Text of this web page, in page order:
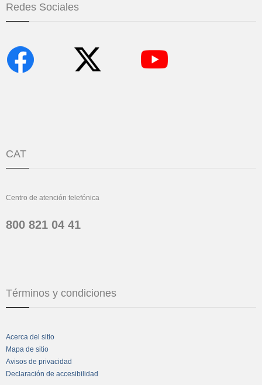
Redes Sociales
CAT
Centro de atención telefónica
800 821 04 41
Términos y condiciones
Acerca del sitio
Mapa de sitio
Avisos de privacidad
Declaración de accesibilidad